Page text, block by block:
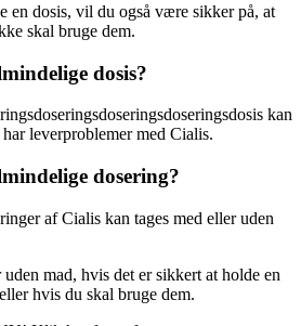
en dosis, vil du også være sikker på, at
skal bruge dem.
dosis?
kan
leverproblemer med Cialis.
dosering?
af Cialis kan tages med eller uden
mad, hvis det er sikkert at holde en
hvis du skal bruge dem.